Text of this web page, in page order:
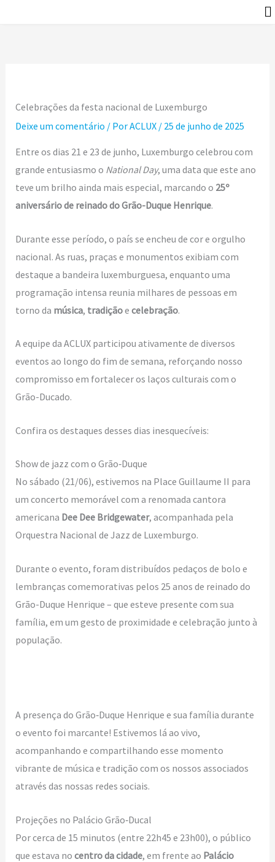
Celebrações da festa nacional de Luxemburgo
Deixe um comentário / PorACLUX / 25 de junho de 2025
Entre os dias 21 e 23 de junho, Luxemburgo celebrou com
grande entusiasmo o National Day, uma data que este ano
teve um brilho ainda mais especial, marcando o 25º
aniversário de reinado do Grão-Duque Henrique.
Durante esse período, o país se encheu de cor e orgulho
nacional. As ruas, praças e monumentos exibiam com
destaque a bandeira luxemburguesa, enquanto uma
programação intensa reunia milhares de pessoas em
torno da música, tradiçãoe celebração.
A equipe da ACLUX participou ativamente de diversos
eventos ao longo do fim de semana, reforçando nosso
compromisso em fortalecer os laços culturais com o
Grão-Ducado.
Confira os destaques desses dias inesquecíveis:
Show de jazz com o Grão‑Duque
No sábado (21/06), estivemos na Place Guillaume II para
um concerto memorável com a renomada cantora
americana Dee Dee Bridgewater, acompanhada pela
Orquestra Nacional de Jazz de Luxemburgo.
Durante o evento, foram distribuídos pedaços de bolo e
lembranças comemorativas pelos 25 anos de reinado do
Grão-Duque Henrique – que esteve presente com sua
família, em um gesto de proximidade e celebração junto à
população.
A presença do Grão‑Duque Henrique e sua família durante
o evento foi marcante! Estivemos lá ao vivo,
acompanhando e compartilhando esse momento
vibrante de música e tradição com os nossos associados
através das nossas redes sociais.
Projeções no Palácio Grão‑Ducal
Por cerca de 15 minutos (entre 22h45 e 23h00), o público
que estava no centro da cidade, em frente ao Palácio
i
s
a
r